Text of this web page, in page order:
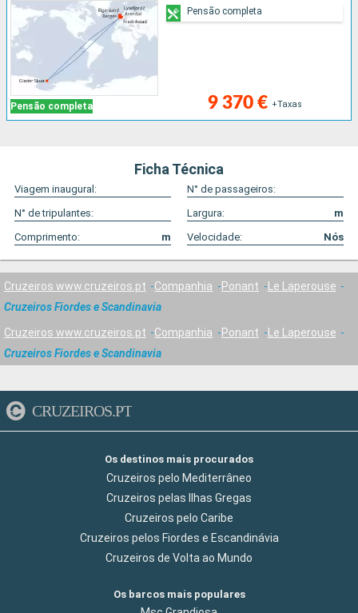
Pensão completa 9 370 € +Taxas
Pensão completa
Ficha Técnica
Viagem inaugural:
N° de passageiros:
N° de tripulantes:
Largura:
m
Comprimento:
m Velocidade: Nós
Cruzeiros www.cruzeiros.pt Companhia Ponant
Le Laperouse
Cruzeiros Fiordes e Scandinavia
Cruzeiros www.cruzeiros.pt Companhia Ponant
Le Laperouse
Cruzeiros Fiordes e Scandinavia
CRUZEIROS.PT
Os destinos mais procurados
Cruzeiros pelo Mediterrâneo
Cruzeiros pelas Ilhas Gregas
Cruzeiros pelo Caribe
Cruzeiros pelos Fiordes e Escandinávia
Cruzeiros de Volta ao Mundo
Os barcos mais populares